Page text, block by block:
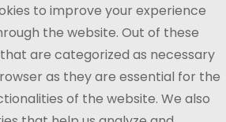
to improve your experience
the website. Out of these
are categorized as necessary
as they are essential for the
of the website. We also